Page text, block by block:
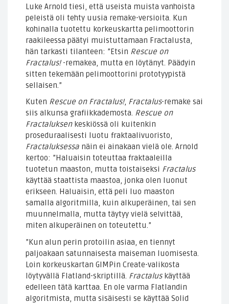
Luke Arnold tiesi, että useista muista vanhoista
peleistä oli tehty uusia remake-versioita. Kun
kohinalla tuotettu korkeuskartta pelimoottorin
raakileessa päätyi muistuttamaan Fractalusta,
hän tarkasti tilanteen: ”Etsin Rescue on
Fractalus!-remakea, mutta en löytänyt. Päädyin
sitten tekemään pelimoottorini prototyypistä
sellaisen.”
Kuten Rescue on Fractalus!, Fractalus-remake sai
siis alkunsa grafiikkademosta. Rescue on
Fractaluksenkeskiössä oli kuitenkin
proseduraalisesti luotu fraktaalivuoristo,
Fractaluksessa näin ei ainakaan vielä ole. Arnold
kertoo: ”Haluaisin toteuttaa fraktaaleilla
tuotetun maaston, mutta toistaiseksi Fractalus
käyttää staattista maastoa, jonka olen luonut
erikseen. Haluaisin, että peli luo maaston
samalla algoritmilla, kuin alkuperäinen, tai sen
muunnelmalla, mutta täytyy vielä selvittää,
miten alkuperäinen on toteutettu.”
”Kun alun perin protoilin asiaa, en tiennyt
paljoakaan satunnaisesta maiseman luomisesta.
Loin korkeuskartan GIMPin Create-valikosta
löytyvällä Flatland-skriptillä. Fractaluskäyttää
edelleen tätä karttaa. En ole varma Flatlandin
algoritmista, mutta sisäisesti se käyttää Solid